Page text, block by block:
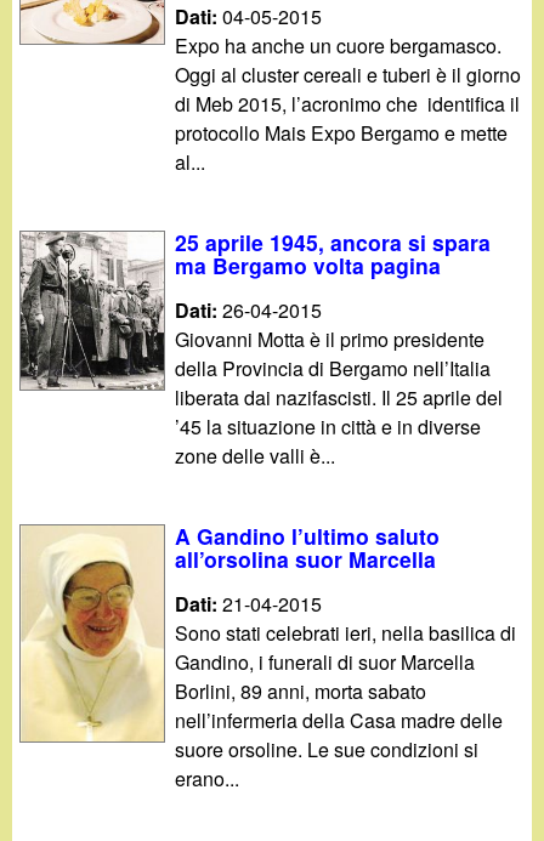
Dati:04-05-2015
Expo ha anche un cuore bergamasco.
Oggi al cluster cereali e tuberi è il giorno
di Meb 2015, l’acronimo che identifica il
protocollo Mais Expo Bergamo e mette
al...
25 aprile 1945, ancora si spara
ma Bergamo volta pagina
Dati:26-04-2015
Giovanni Motta è il primo presidente
della Provincia di Bergamo nell’Italia
liberata dai nazifascisti. Il 25 aprile del
’45 la situazione in città e in diverse
zone delle valli è...
A Gandino l’ultimo saluto
all’orsolina suor Marcella
Dati:21-04-2015
Sono stati celebrati ieri, nella basilica di
Gandino, i funerali di suor Marcella
Borlini, 89 anni, morta sabato
nell’infermeria della Casa madre delle
suore orsoline. Le sue condizioni si
erano...